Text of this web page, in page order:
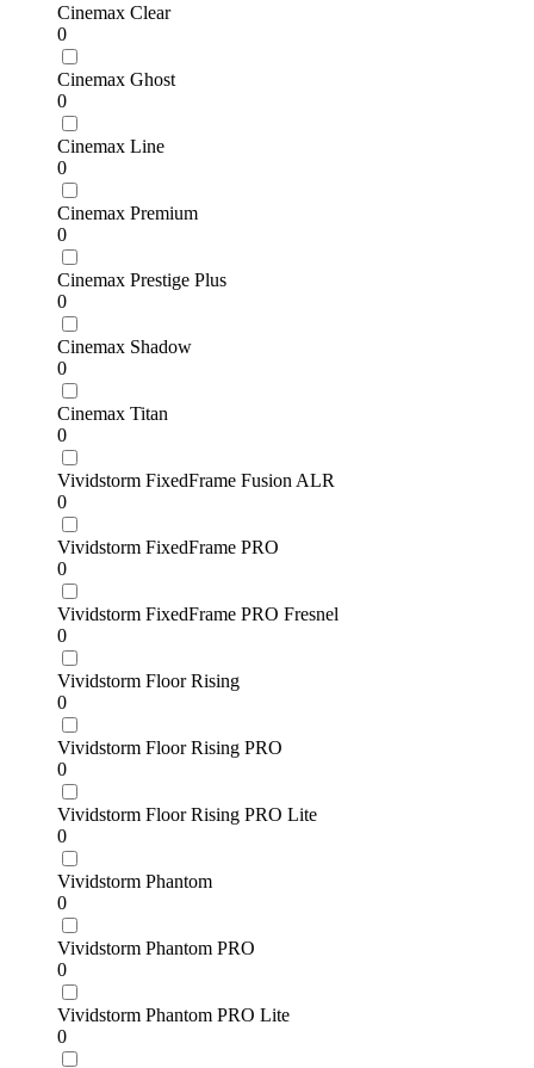
Cinemax Clear
0
Cinemax Ghost
0
Cinemax Line
0
Cinemax Premium
0
Cinemax Prestige Plus
0
Cinemax Shadow
0
Cinemax Titan
0
Vividstorm FixedFrame Fusion ALR
0
Vividstorm FixedFrame PRO
0
Vividstorm FixedFrame PRO Fresnel
0
Vividstorm Floor Rising
0
Vividstorm Floor Rising PRO
0
Vividstorm Floor Rising PRO Lite
0
Vividstorm Phantom
0
Vividstorm Phantom PRO
0
Vividstorm Phantom PRO Lite
0